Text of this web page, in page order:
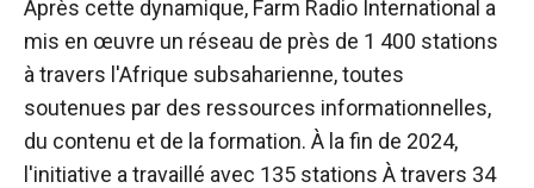
Après cette dynamique, Farm Radio International a
mis en œuvre un réseau de près de 1 400 stations
à travers l'Afrique subsaharienne, toutes
soutenues par des ressources informationnelles,
du contenu et de la formation. À la fin de 2024,
l'initiative a travaillé avec 135 stations À travers 34